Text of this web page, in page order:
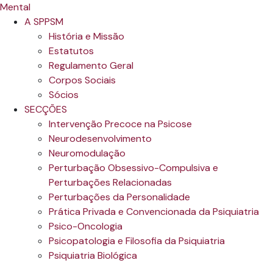
A SPPSM
História e Missão
Estatutos
Regulamento Geral
Corpos Sociais
Sócios
SECÇÕES
Intervenção Precoce na Psicose
Neurodesenvolvimento
Neuromodulação
Perturbação Obsessivo-Compulsiva e
Perturbações Relacionadas
Perturbações da Personalidade
Prática Privada e Convencionada da Psiquiatria
Psico-Oncologia
Psicopatologia e Filosofia da Psiquiatria
Psiquiatria Biológica